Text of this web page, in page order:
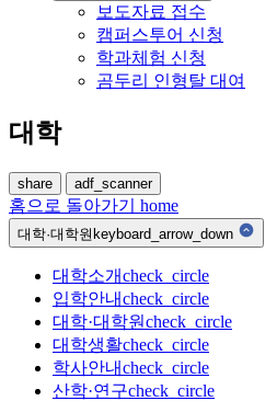
보도자료 접수
캠퍼스투어 신청
학과체험 신청
곰두리 인형탈 대여
대학
share adf_scanner
홈으로 돌아가기 home
대학·대학원keyboard_arrow_down
대학소개check_circle
입학안내check_circle
대학·대학원check_circle
대학생활check_circle
학사안내check_circle
산학·연구check_circle